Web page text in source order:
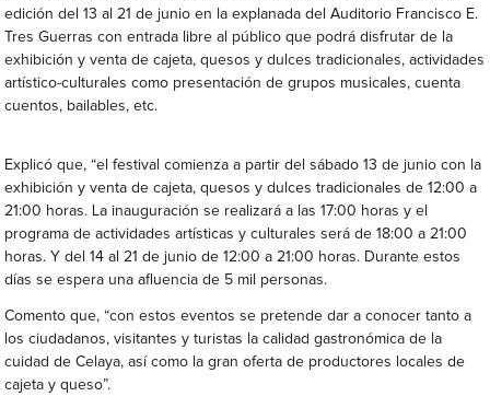
edición del 13 al 21 de junio en la explanada del Auditorio Francisco E.
Tres Guerras con entrada libre al público que podrá disfrutar de la
exhibición y venta de cajeta, quesos y dulces tradicionales, actividades
artístico-culturales como presentación de grupos musicales, cuenta
cuentos, bailables, etc.
Explicó que, “el festival comienza a partir del sábado 13 de junio con la
exhibición y venta de cajeta, quesos y dulces tradicionales de 12:00 a
21:00 horas. La inauguración se realizará a las 17:00 horas y el
programa de actividades artísticas y culturales será de 18:00 a 21:00
horas. Y del 14 al 21 de junio de 12:00 a 21:00 horas. Durante estos
días se espera una afluencia de 5 mil personas.
Comento que, “con estos eventos se pretende dar a conocer tanto a
los ciudadanos, visitantes y turistas la calidad gastronómica de la
cuidad de Celaya, así como la gran oferta de productores locales de
cajeta y queso”.